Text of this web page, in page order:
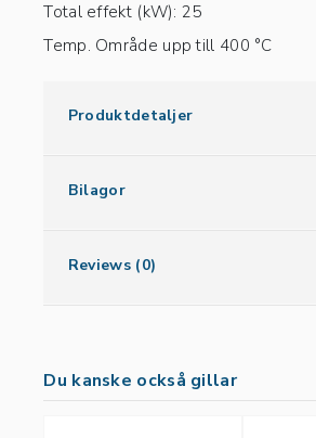
Total effekt (kW): 25
Temp. Område upp till 400 °C
Produktdetaljer
Bilagor
Reviews (0)
Du kanske också gillar